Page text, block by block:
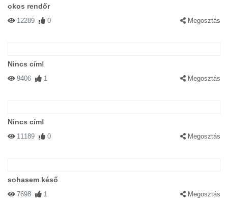
okos rendőr
12289 0 Megosztás
Nincs cím!
9406 1 Megosztás
Nincs cím!
11189 0 Megosztás
sohasem késő
7698 1 Megosztás